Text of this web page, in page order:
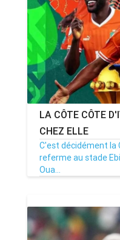
ART & CULTURE &
ASSAINISSEMENT
BREAKING-NEWS
CAMEROUN
PLUS
LA CÔTE CÔTE
CHEZ ELLE
C'est décidément la
referme au stade
Oua...